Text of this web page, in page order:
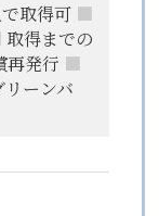
取得可 ■
取得までの
再発行 ■
リーンバ